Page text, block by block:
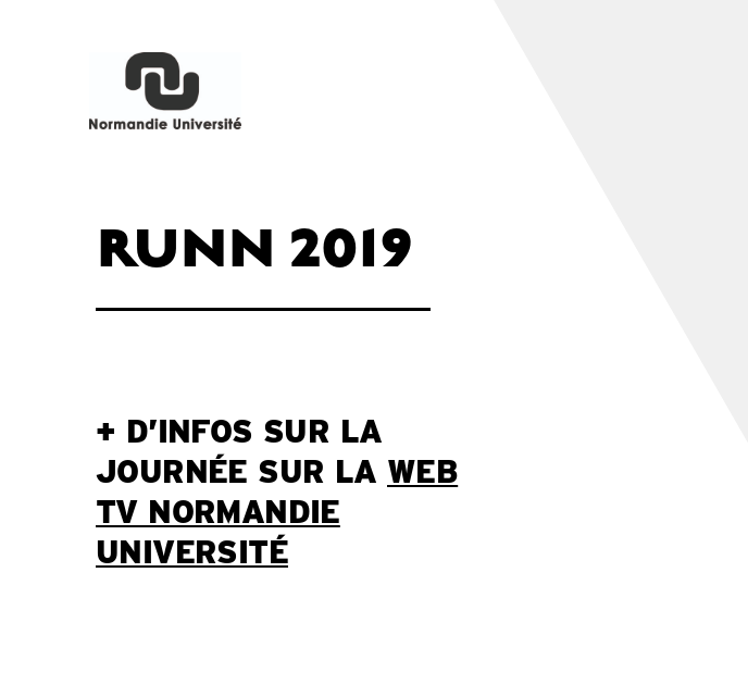
RUNN 2019
+ D’INFOS SUR LA
JOURNÉE SUR LA WEB
TV NORMANDIE
UNIVERSITÉ